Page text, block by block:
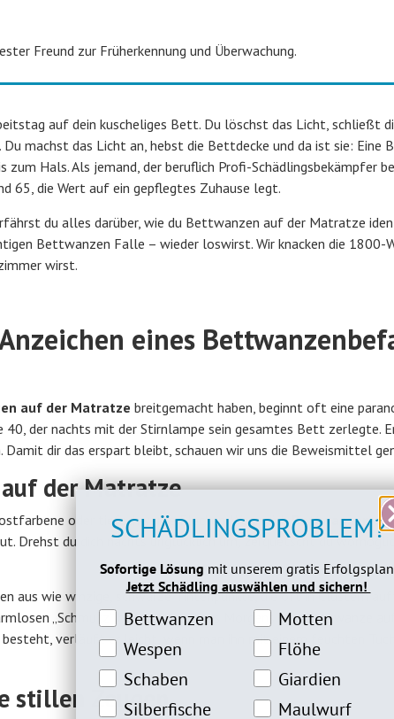
Freund zur Früherkennung und Überwachung.
auf dein kuscheliges Bett. Du löschst das Licht, schließt
machst das Licht an, hebst die Bettdecke und da ist sie: Eine
Hals. Als jemand, der beruflich Profi-Schädlingsbekämpfer
65, die Wert auf ein gepflegtes Zuhause legt.
du alles darüber, wie du Bettwanzen auf der Matratze
Bettwanzen Falle – wieder loswirst. Wir knacken die 1800-
wirst.
eines
auf der Matratze breitgemacht haben, beginnt oft eine
40, der nachts mit der Stirnlampe sein gesamtes Bett zerlegte.
dir das erspart bleibt, schauen wir uns die Beweismittel
der Matratze
oder tiefschwarze Flecken. Wenn sich Bettwanzen
Drehst du dich nachts unglücklich um, zerquetscht du
aus wie winzige, schwarze Tintenpunkte, die oft in Clustern
„Schmutz“ hielt, bis sie eines Morgens eine Bettwanze
verläuft er leicht, wenn man ihn mit einem feuchten
stillen Zeugen
SCHÄDLINGSPROBLEM?
Sofortige Lösung mit unserem gratis
Jetzt Schädling auswählen und sichern!
Bettwanzeninteresse
Bettwanzen Motteninteresse
Motten
Wespeninteresse
Wespen Flöheinteresse
Flöhe
Schabeninteresse
Schaben Giardien Interesse
Giardien
Silberfische Interesse
Silberfische Maulwurfinteresse
Maulwurf